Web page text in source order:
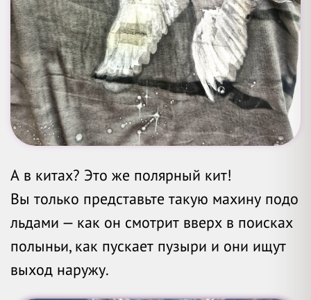
А в китах? Это же полярный кит!
Вы только представьте такую махину подо
льдами — как он смотрит вверх в поисках
полыньи, как пускает пузыри и они ищут
выход наружу.